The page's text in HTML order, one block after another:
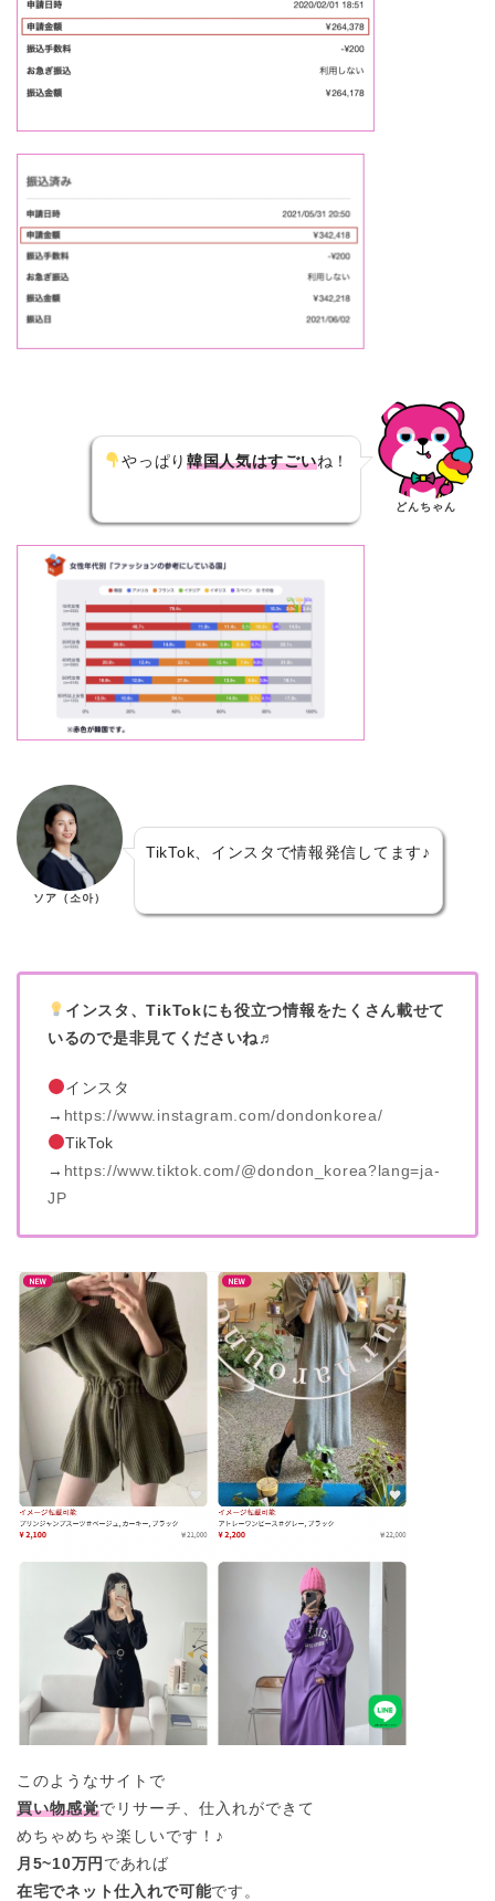
やっぱり 韓国人気はすごいね！
どんちゃん
ソア（소아）
TikTok、インスタで情報発信してます♪
インスタ、TikTokにも役立つ情報をたくさん載せて
いるので是非見てくださいね♬
インスタ
→ https://www.instagram.com/dondonkorea/
TikTok
→ https://www.tiktok.com/@dondon_korea?lang=ja-
JP
このようなサイトで
買い物感覚でリサーチ、仕入れができて
めちゃめちゃ楽しいです！♪
月5~10万円 であれば
在宅でネット仕入れで可能です。